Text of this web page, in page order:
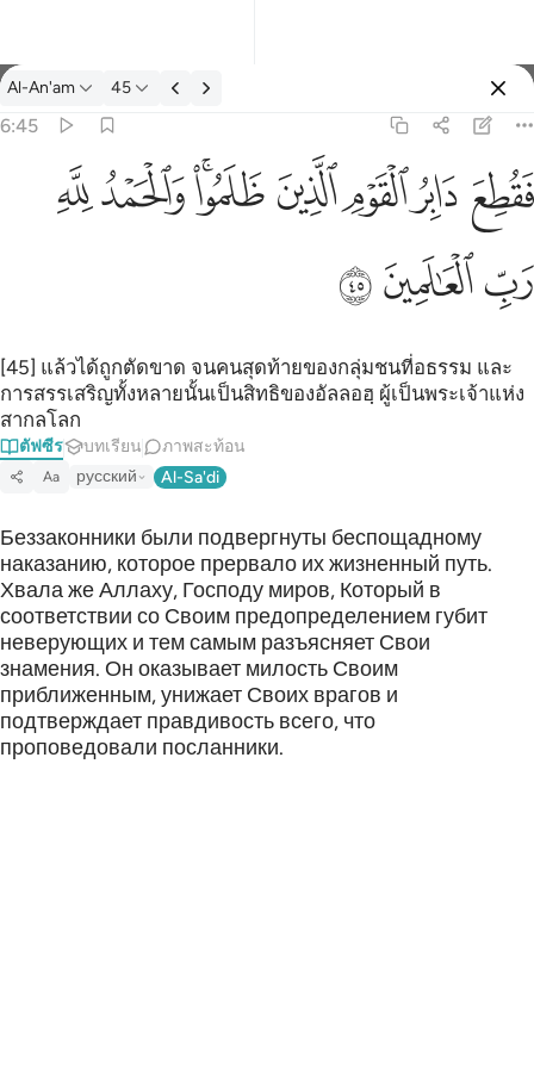
ตัฟซีร: Al-An'am 6:45
Al-An'am 45
6:45
فقطع دابر القوم الذين ظلموا والحمد لله رب العالمين ٤٥
ٱلْقَوْمِ ٱلَّذِينَ ظَلَمُوا۟ ۚ وَٱلْحَمْدُ لِلَّهِ رَبِّ ٱلْعَـٰلَمِينَ ٤٥ﱁ ﱂﱃﱄﱅﱆﱇﱈ
ﱉﱊﱋ
[45] แล้วได้ถูกตัดขาด จนคนสุดท้ายของกลุ่มชนที่อธรรม และ
การสรรเสริญทั้งหลายนั้นเป็นสิทธิของอัลลอฮฺ ผู้เป็นพระเจ้าแห่ง
สากลโลก
ตัฟซีร บทเรียน ภาพสะท้อน
Aa русский Al-Sa'di
Беззаконники были подвергнуты беспощадному
наказанию, которое прервало их жизненный путь.
Хвала же Аллаху, Господу миров, Который в
соответствии со Своим предопределением губит
неверующих и тем самым разъясняет Свои
знамения. Он оказывает милость Своим
приближенным, унижает Своих врагов и
подтверждает правдивость всего, что
проповедовали посланники.